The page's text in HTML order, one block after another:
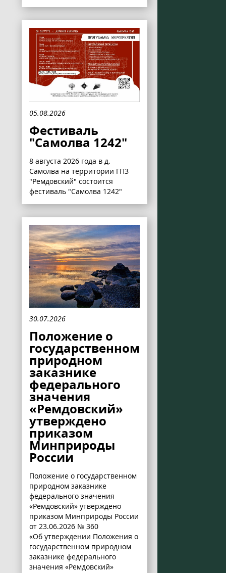
05.08.2026
Фестиваль
"Самолва 1242"
8 августа 2026 года в д.
Самолва на территории ГПЗ
"Ремдовский" состоится
фестиваль "Самолва 1242"
30.07.2026
Положение о
государственном
природном
заказнике
федерального
значения
«Ремдовский»
утверждено
приказом
Минприроды
России
Положение о государственном
природном заказнике
федерального значения
«Ремдовский» утверждено
приказом Минприроды России
от 23.06.2026 № 360
«Об утверждении Положения о
государственном природном
заказнике федерального
значения «Ремдовский»